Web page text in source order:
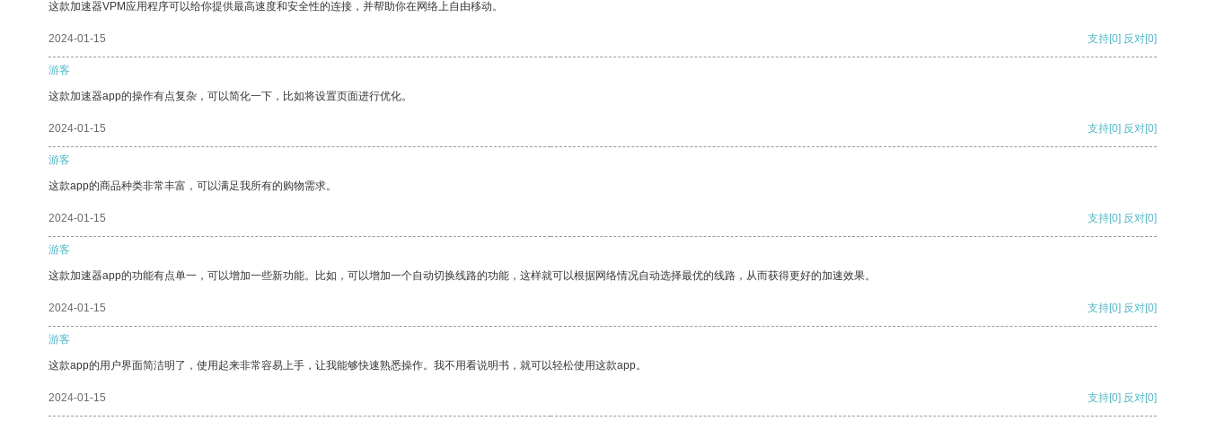
这款加速器VPM应用程序可以给你提供最高速度和安全性的连接，并帮助你在网络上自由移动。
2024-01-15 支持[0] 反对[0]
游客
这款加速器app的操作有点复杂，可以简化一下，比如将设置页面进行优化。
2024-01-15 支持[0] 反对[0]
游客
这款app的商品种类非常丰富，可以满足我所有的购物需求。
2024-01-15 支持[0] 反对[0]
游客
这款加速器app的功能有点单一，可以增加一些新功能。比如，可以增加一个自动切换线路的功能，这样就可以根据网络情况自动选择最优的线路，从而获得更好的加速效果。
2024-01-15 支持[0] 反对[0]
游客
这款app的用户界面简洁明了，使用起来非常容易上手，让我能够快速熟悉操作。我不用看说明书，就可以轻松使用这款app。
2024-01-15 支持[0] 反对[0]